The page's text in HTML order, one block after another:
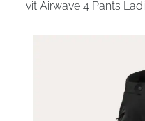
vit Airwave 4 Pants